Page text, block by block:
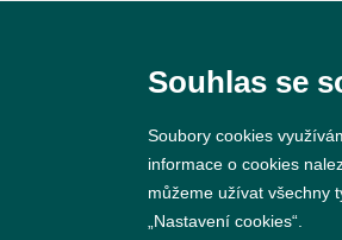
Souhlas se
Soubory cookies
informace o cookies
můžeme užívat všechny
„Nastavení cookies“.